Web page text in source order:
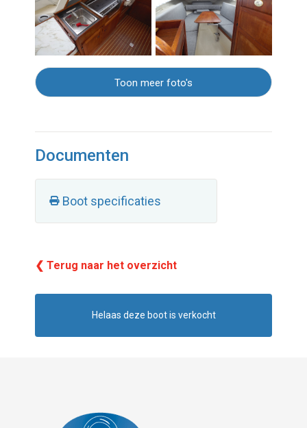
Toon meer foto's
Documenten
Boot specificaties
❮ Terug naar het overzicht
Helaas deze boot is verkocht